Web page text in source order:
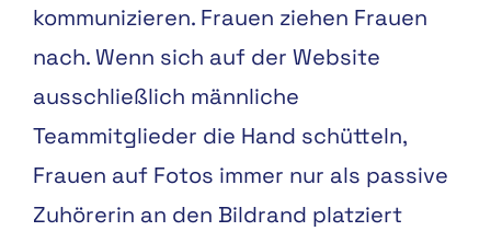
kommunizieren. Frauen ziehen Frauen
nach. Wenn sich auf der Website
ausschließlich männliche
Teammitglieder die Hand schütteln,
Frauen auf Fotos immer nur als passive
Zuhörerin an den Bildrand platziert